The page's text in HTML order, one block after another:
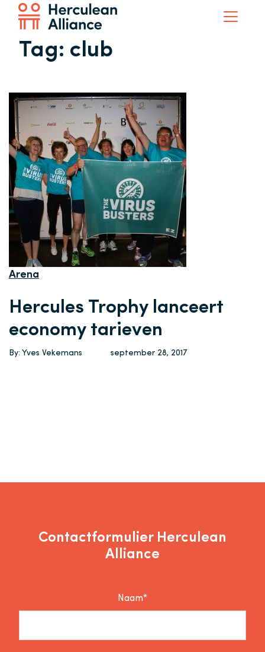
Tag: club
Arena
Hercules Trophy lanceert
economy tarieven
By: Yves Vekemans september 28, 2017
Contactformulier Herculean
Alliance
Naam*